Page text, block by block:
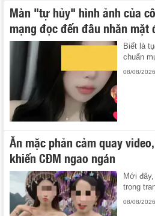
Màn "tự hủy" hình ảnh của
mạng đọc đến đâu nhăn mặt
Biết là
chuẩn
08/08/2026
Ăn mặc phản cảm quay
khiến CĐM ngao ngán
Mới
trong
08/08/2026